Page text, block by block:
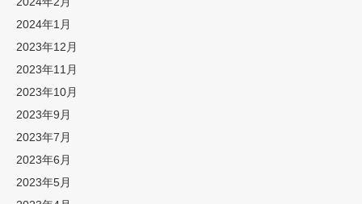
2024年1月
2023年12月
2023年11月
2023年10月
2023年9月
2023年7月
2023年6月
2023年5月